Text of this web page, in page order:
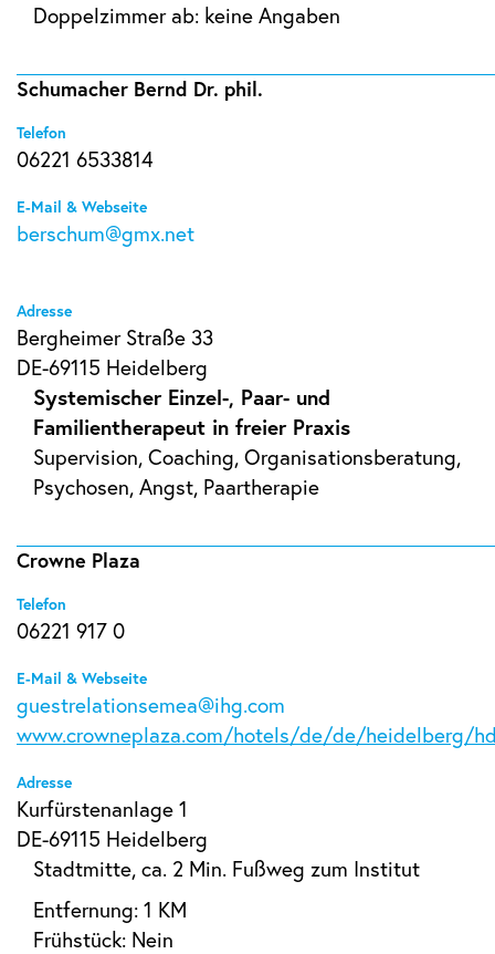
Doppelzimmer ab: keine Angaben
Schumacher Bernd Dr. phil.
Telefon
06221 6533814
E-Mail & Webseite
berschum@gmx.net
Adresse
Bergheimer Straße 33
DE-69115 Heidelberg
Systemischer Einzel-, Paar- und
Familientherapeut in freier Praxis
Supervision, Coaching, Organisationsberatung,
Psychosen, Angst, Paartherapie
Crowne Plaza
Telefon
06221 917 0
E-Mail & Webseite
guestrelationsemea@ihg.com
www.crowneplaza.com/hotels/de/de/heidelberg/
Adresse
Kurfürstenanlage 1
DE-69115 Heidelberg
Stadtmitte, ca. 2 Min. Fußweg zum Institut
Entfernung: 1 KM
Frühstück: Nein